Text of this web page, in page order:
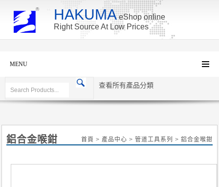
HAKUMA eShop online
Right Source At Low Prices
MENU
查看所有產品分類
鋁合金喉鉗 首頁 > 產品中心 > 管道工具系列 > 鋁合金喉鉗